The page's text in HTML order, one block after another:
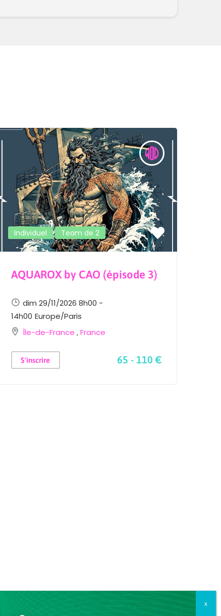
Individuel Team de 2
AQUAROX by CAO (épisode 3)
dim 29/11/2026 8h00 -
14h00 Europe/Paris
Île-de-France ,France
S'inscrire 65 - 110 €